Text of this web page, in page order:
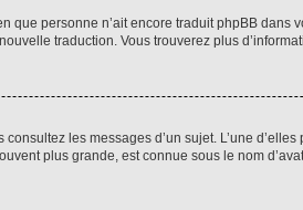
que personne n’ait encore traduit phpBB
traduction. Vous trouverez plus
les messages d’un sujet. L’une
plus grande, est connue sous le nom